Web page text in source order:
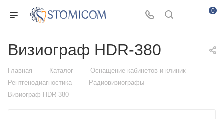
0
Визиограф HDR-380
Главная — Каталог — Оснащение кабинетов и клиник —
Рентгенодиагностика — Радиовизиографы —
Визиограф HDR-380